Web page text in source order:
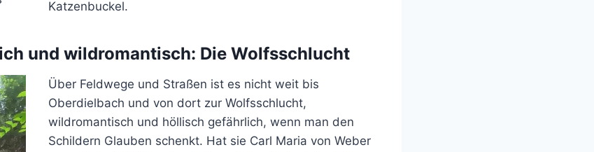
Katzenbuckel.
und wildromantisch: Die Wolfsschlucht
Über Feldwege und Straßen ist es nicht weit bis
Oberdielbach und von dort zur Wolfsschlucht,
wildromantisch und höllisch gefährlich, wenn man den
Schildern Glauben schenkt. Hat sie Carl Maria von Weber